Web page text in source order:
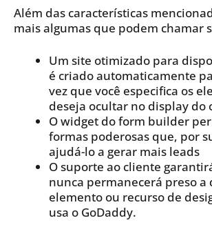
Além das características
mais algumas que podem chamar
Um site otimizado para
é criado automaticamente
vez que você especifica os
deseja ocultar no display do
O widget do form builder
formas poderosas que, por
ajudá-lo a gerar mais leads
O suporte ao cliente
nunca permanecerá preso
elemento ou recurso de
usa o GoDaddy.